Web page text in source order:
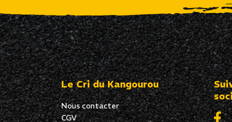
Le Cri du Kangourou
Nous contacter
CGV